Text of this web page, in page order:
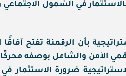
في الشمول
بأن الرقمنة تفتح
الآمن والشامل بوصفه
ضرورة الاستثمار